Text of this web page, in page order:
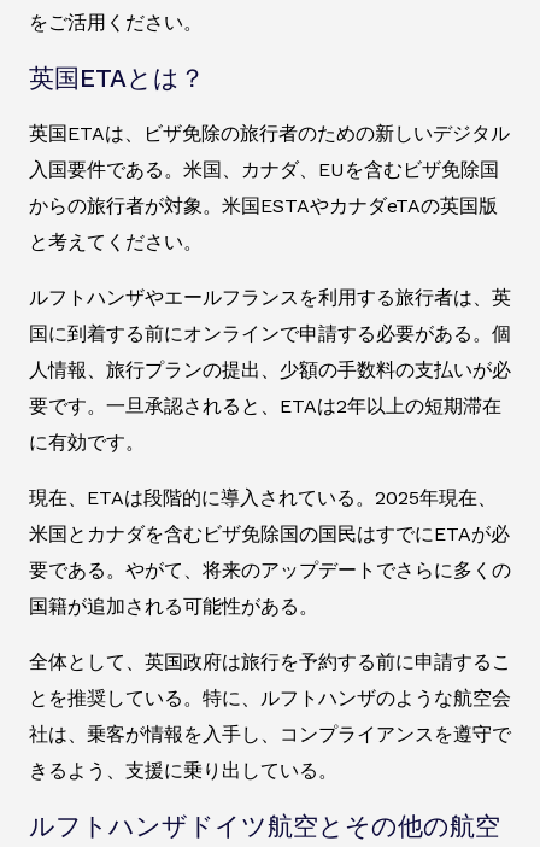
をご活用ください。
英国ETAとは？
英国ETAは、ビザ免除の旅行者のための新しいデジタル
入国要件である。米国、カナダ、EUを含むビザ免除国
からの旅行者が対象。米国ESTAやカナダeTAの英国版
と考えてください。
ルフトハンザやエールフランスを利用する旅行者は、英
国に到着する前にオンラインで申請する必要がある。個
人情報、旅行プランの提出、少額の手数料の支払いが必
要です。一旦承認されると、ETAは2年以上の短期滞在
に有効です。
現在、ETAは段階的に導入されている。2025年現在、
米国とカナダを含むビザ免除国の国民はすでにETAが必
要である。やがて、将来のアップデートでさらに多くの
国籍が追加される可能性がある。
全体として、英国政府は旅行を予約する前に申請するこ
とを推奨している。特に、ルフトハンザのような航空会
社は、乗客が情報を入手し、コンプライアンスを遵守で
きるよう、支援に乗り出している。
ルフトハンザドイツ航空とその他の航空